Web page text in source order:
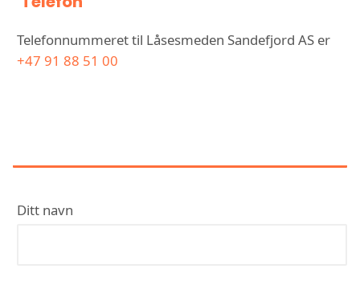
Telefonnummeret til Låsesmeden Sandefjord AS er
+47 91 88 51 00
Ditt navn